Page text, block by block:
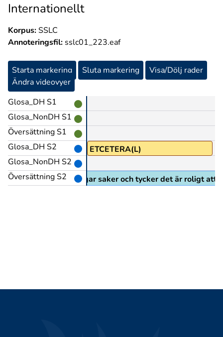
Internationellt
Korpus:SSLC
Annoteringsfil: sslc01_223.eaf
Starta markering Sluta markering
Visa/Dölj rader
Ändra videovyer
Glosa_DH S1
Glosa_NonDH S1
Översättning S1
Glosa_DH S2
Glosa_NonDH S2
Översättning S2
ETCETERA(L)
vi frågar saker och tycker det är roligt att